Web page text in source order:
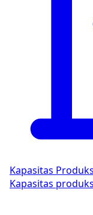
Kapasitas
Kapasitas